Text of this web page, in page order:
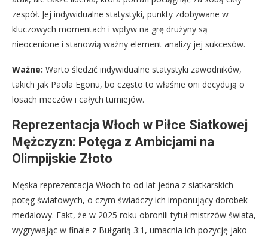
zespół. Jej indywidualne statystyki, punkty zdobywane w
kluczowych momentach i wpływ na grę drużyny są
nieocenione i stanowią ważny element analizy jej sukcesów.
Ważne: Warto śledzić indywidualne statystyki zawodników,
takich jak Paola Egonu, bo często to właśnie oni decydują o
losach meczów i całych turniejów.
Reprezentacja Włoch w Piłce Siatkowej
Mężczyzn: Potęga z Ambicjami na
Olimpijskie Złoto
Męska reprezentacja Włoch to od lat jedna z siatkarskich
potęg światowych, o czym świadczy ich imponujący dorobek
medalowy. Fakt, że w 2025 roku obronili tytuł mistrzów świata,
wygrywając w finale z Bułgarią 3:1, umacnia ich pozycję jako